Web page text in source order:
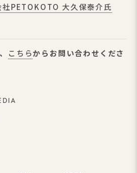
PETOKOTO 大久保泰介氏
こちらからお問い合わせくださ